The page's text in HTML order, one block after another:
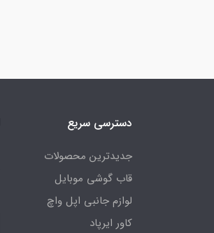
دسترسی سریع
جدیدترین محصولات
قاب گوشی موبایل
لوازم جانبی اپل واچ
کاور ایرپاد